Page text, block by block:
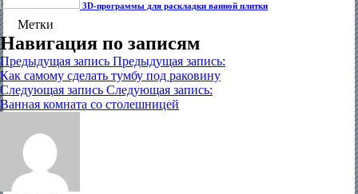
3D-программы для раскладки ванной плитки
Метки
Навигация по записям
Предыдущая запись Предыдущая запись:
Как самому сделать тумбу под раковину
Следующая запись Следующая запись:
Ванная комната со столешницей